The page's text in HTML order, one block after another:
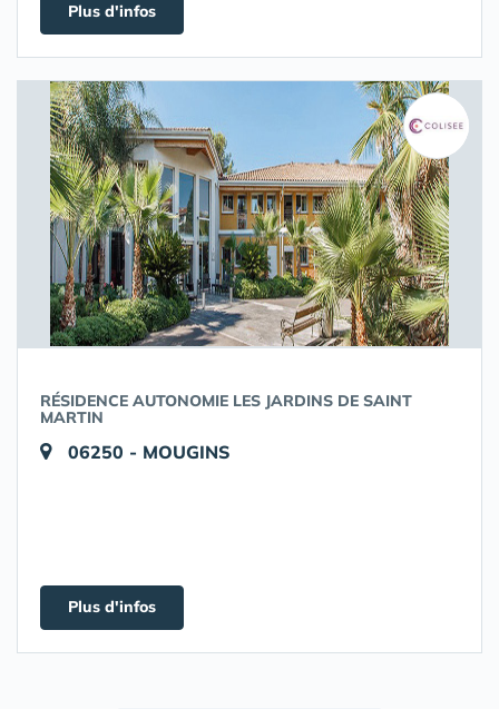
Plus d'infos
RÉSIDENCE AUTONOMIE LES JARDINS DE SAINT
MARTIN
06250 - MOUGINS
Plus d'infos